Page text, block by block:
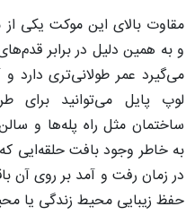
مقاوت بالای این موکت یکی
و به همین دلیل در برابر
می‌گیرد عمر طولانی‌تری دارد
لوپ پایل می‌توانید برای
ساختمان مثل راه پله‌ها و
به خاطر وجود بافت حلقه‌ایی
در زمان رفت و آمد بر روی آن
حفظ زیبایی محیط زندگی یا